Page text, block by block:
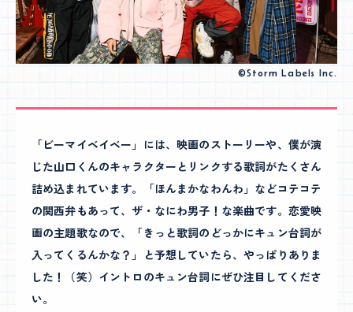
©Storm Labels Inc.
「ビーマイベイベー」には、映画のストーリーや、僕が演
じた山口くんのキャラクターとリンクする歌詞がたくさん
詰め込まれています。「ほんまかなわんわ」などコテコテ
の関西弁もあって、ザ・なにわ男子！な楽曲です。恋愛映
画の主題歌なので、「きっと歌詞のどっかにキュン台詞が
入ってくるんかな？」と予想していたら、やっぱりありま
した！（笑）イントロのキュン台詞にぜひ注目してくださ
い。